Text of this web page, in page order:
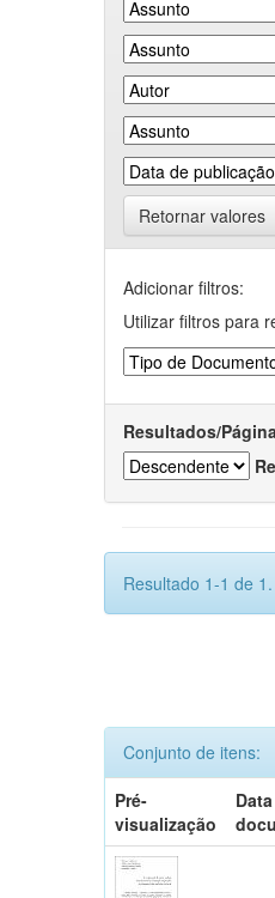
Retornar valores
Adicionar filtros:
Utilizar filtros para
Resultados/Página
Resultado 1-1 de 1.
Conjunto de itens:
Pré-
visualização